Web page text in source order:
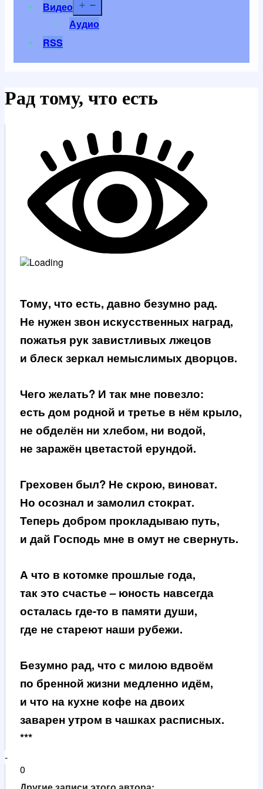
Видео
Аудио
RSS
Рад тому, что есть
Тому, что есть, давно безумно рад.
Не нужен звон искусственных наград,
пожатья рук завистливых лжецов
и блеск зеркал немыслимых дворцов.
Чего желать? И так мне повезло:
есть дом родной и третье в нём крыло,
не обделён ни хлебом, ни водой,
не заражён цветастой ерундой.
Греховен был? Не скрою, виноват.
Но осознал и замолил стократ.
Теперь добром прокладываю путь,
и дай Господь мне в омут не свернуть.
А что в котомке прошлые года,
так это счастье – юность навсегда
осталась где-то в памяти души,
где не стареют наши рубежи.
Безумно рад, что с милою вдвоём
по бренной жизни медленно идём,
и что на кухне кофе на двоих
заварен утром в чашках расписных.
***
-
0